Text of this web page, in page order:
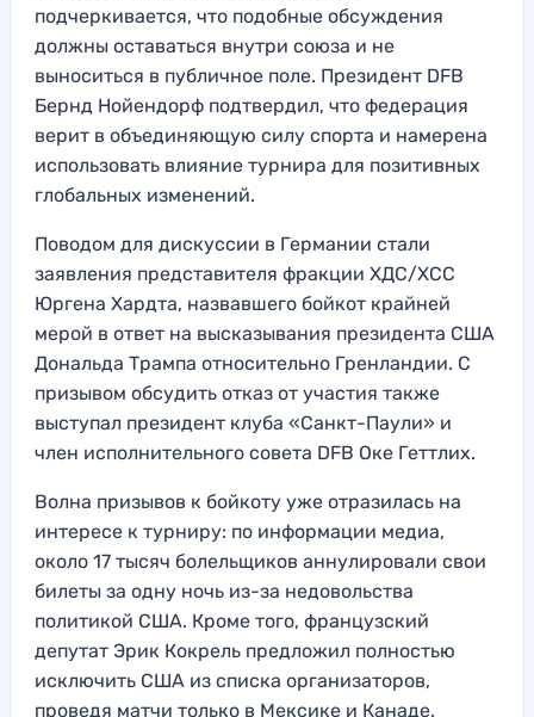
подчеркивается, что подобные обсуждения
должны оставаться внутри союза и не
выноситься в публичное поле. Президент DFB
Бернд Нойендорф подтвердил, что федерация
верит в объединяющую силу спорта и намерена
использовать влияние турнира для позитивных
глобальных изменений.
Поводом для дискуссии в Германии стали
заявления представителя фракции ХДС/ХСС
Юргена Хардта, назвавшего бойкот крайней
мерой в ответ на высказывания президента США
Дональда Трампа относительно Гренландии. С
призывом обсудить отказ от участия также
выступал президент клуба «Санкт-Паули» и
член исполнительного совета DFB Оке Геттлих.
Волна призывов к бойкоту уже отразилась на
интересе к турниру: по информации медиа,
около 17 тысяч болельщиков аннулировали свои
билеты за одну ночь из-за недовольства
политикой США. Кроме того, французский
депутат Эрик Кокрель предложил полностью
исключить США из списка организаторов,
проведя матчи только в Мексике и Канаде.